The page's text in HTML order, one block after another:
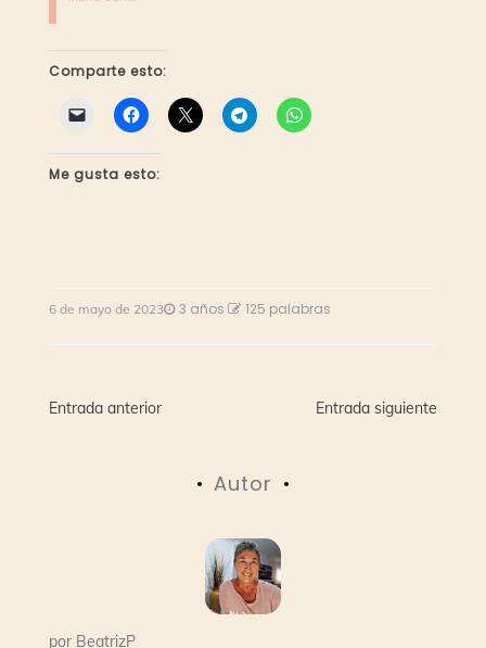
Comparte esto:
Me gusta esto:
6 de mayo de 2023 3 años 125 palabras
Navegación
entradas
Entrada anterior Entrada siguiente
Autor
por BeatrizP